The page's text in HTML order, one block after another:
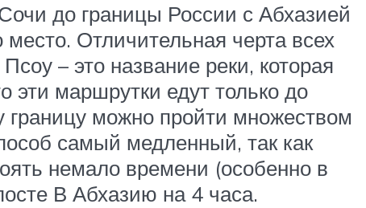
до границы России с Абхазией
Отличительная черта всех
– это название реки, которая
эти маршрутки едут только до
границу можно пройти множеством
самый медленный, так как
немало времени (особенно в
В Абхазию на 4 часа.